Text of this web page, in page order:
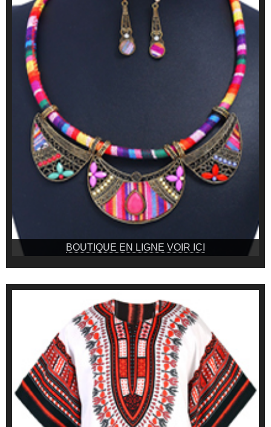
BOUTIQUE EN LIGNE VOIR ICI